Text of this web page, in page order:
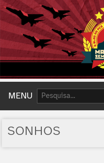
MENU Pesquisar:
SONHOS